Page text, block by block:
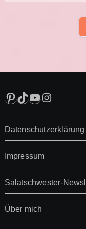
Beiträge
Pinterest
TikTok
YouTube
Datenschutzerklärung
Impressum
Salatschwester-
Über mich